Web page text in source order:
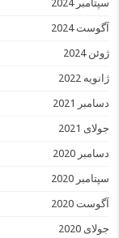
سپتامبر 2024
آگوست 2024
ژوئن 2024
ژانویه 2022
دسامبر 2021
جولای 2021
دسامبر 2020
سپتامبر 2020
آگوست 2020
جولای 2020